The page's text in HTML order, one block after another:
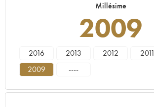
Millésime
2009
2016 2013 2012 2011
2009
----